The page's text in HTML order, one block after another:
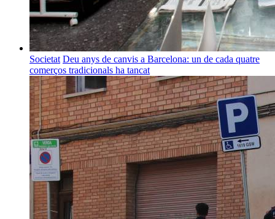
Societat Deu anys de canvis a Barcelona: un de cada quatre
comerços tradicionals ha tancat